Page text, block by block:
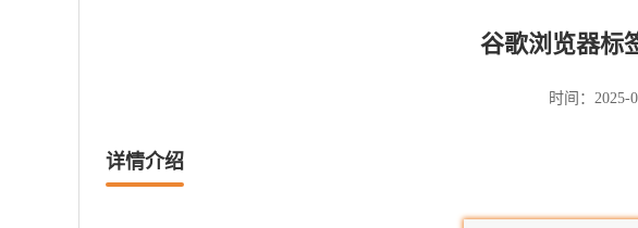
谷歌浏览器标
时间：2025-
详情介绍